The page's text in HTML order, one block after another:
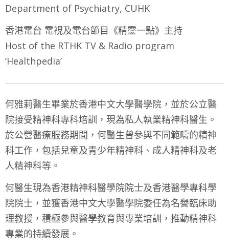
Department of Psychiatry, CUHK
​​香港電台 電視及電台節目《精靈一點》主持
Host of the RTHK TV & Radio program
‘Healthpedia’
何雅莉醫生畢業於香港中文大學醫學院，並於公立醫
院接受精神科專科培訓，現為私人執業精神科醫生。
於公營醫療服務期間，何醫生曾參與不同範疇的精神
科工作，包括兒童及青少年精神科、成人精神科及老
人精神科等。
​​何醫生現為香港精神科醫學院院士及香港醫學專科學
院院士，並獲香港中文大學醫學院委任為名譽臨床助
理教授，積極參與醫學教育與專業培訓，推動精神科
專業的持續發展。